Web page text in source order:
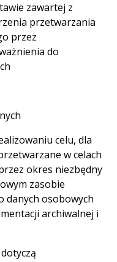
zawartej z
przetwarzania
przez
do
celu, dla
w celach
okres niezbędny
zasobie
danych osobowych
archiwalnej i